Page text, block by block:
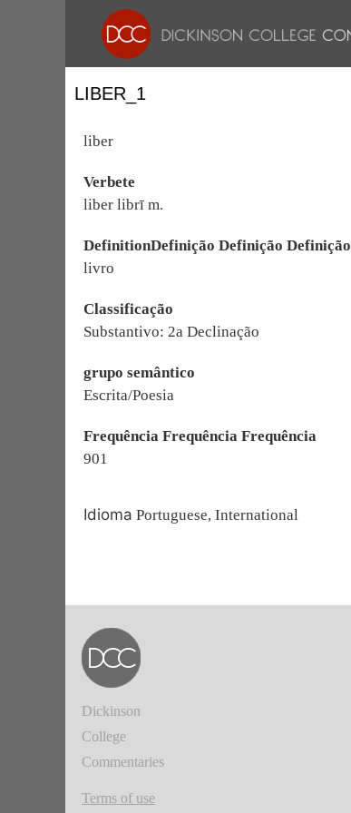
LIBER_1
liber
Verbete
liber librī m.
DefinitionDefinição Definição Definição
livro
Classificação
Substantivo: 2a Declinação
grupo semântico
Escrita/Poesia
Frequência Frequência Frequência
901
Idioma Portuguese, International
Dickinson
College
Commentaries
Terms of use